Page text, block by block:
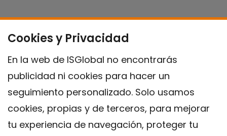
Cookies y Privacidad
En la web de ISGlobal no encontrarás
publicidad ni cookies para hacer un
seguimiento personalizado. Solo usamos
cookies, propias y de terceros, para mejorar
tu experiencia de navegación, proteger tu